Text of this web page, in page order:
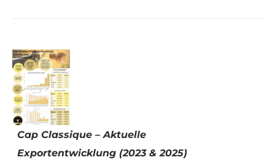
Cap Classique – Aktuelle
Exportentwicklung (2023 & 2025)